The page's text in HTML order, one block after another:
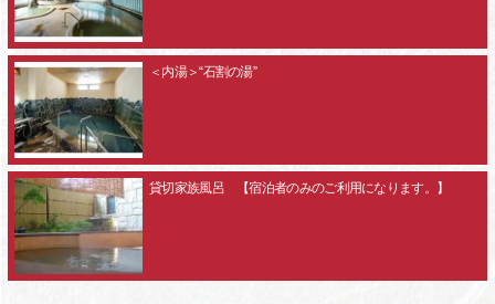
＜内湯＞“石割の湯”
貸切家族風呂 【宿泊者のみのご利用になります。】